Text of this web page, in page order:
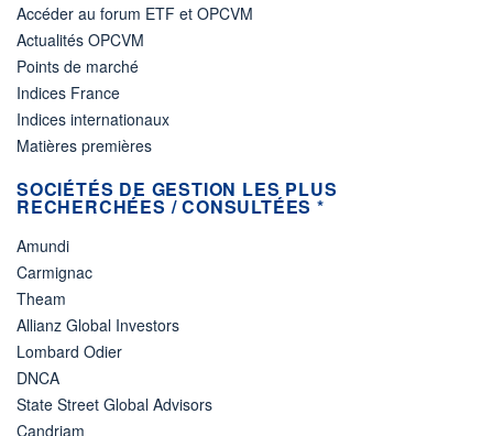
Accéder au forum ETF et OPCVM
Actualités OPCVM
Points de marché
Indices France
Indices internationaux
Matières premières
SOCIÉTÉS DE GESTION LES PLUS
RECHERCHÉES / CONSULTÉES *
Amundi
Carmignac
Theam
Allianz Global Investors
Lombard Odier
DNCA
State Street Global Advisors
Candriam